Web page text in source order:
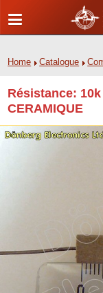
Home Catalogue
Résistance: 10k
CERAMIQUE